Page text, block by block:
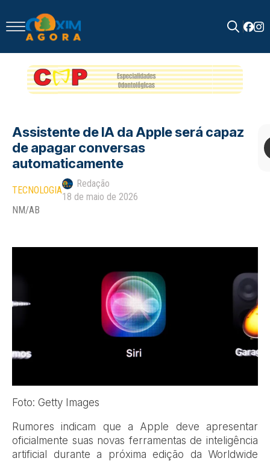
for:
Assistente de IA da Apple será capaz
de apagar conversas
automaticamente
TECNOLOGIA
Redação
18 de maio de 2026
NM/AB
Foto: Getty Images
Rumores indicam que a Apple deve apresentar
oficialmente suas novas ferramentas de inteligência
artificial durante a próxima edição da Worldwide